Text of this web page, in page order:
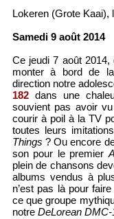
Lokeren (Grote Kaai),
Samedi 9 août 2014
Ce jeudi 7 août
monter à bord de
direction notre
182dans une
souvient pas avoir
courir à poil à la TV
toutes leurs
Things ? Ou encore
son pour le premier
plein de chansons
albums vendus à
n’est pas là pour
ce que groupe
notre DeLorean DMC-